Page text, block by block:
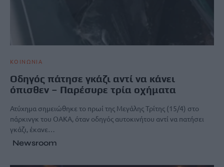
ΚΟΙΝΩΝΙΑ
Οδηγός πάτησε γκάζι αντί να κάνει
όπισθεν – Παρέσυρε τρία οχήματα
Ατύχημα σημειώθηκε το πρωί της Μεγάλης Τρίτης (15/4) στο
πάρκινγκ του ΟΑΚΑ, όταν οδηγός αυτοκινήτου αντί να πατήσει
γκάζι, έκανε…
Newsroom